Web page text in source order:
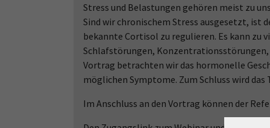
Stress und Belastungen gehören meist zu
Sind wir chronischem Stress ausgesetzt, ist
bekannte Cortisol zu regulieren. Es kann
Schlafstörungen, Konzentrationsstörungen,
Vortrag betrachten wir das hormonelle
möglichen Symptome. Zum Schluss wird
Im Anschluss an den Vortrag können der